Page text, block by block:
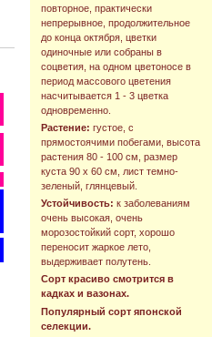
повторное, практически
непрерывное, продолжительное
до конца октября, цветки
одиночные или собраны в
соцветия, на одном цветоносе в
период массового цветения
насчитывается 1 - 3 цветка
одновременно.
Растение: густое, с
прямостоячими побегами, высота
растения 80 - 100 см, размер
куста 90 х 60 см, лист темно-
зеленый, глянцевый.
Устойчивость: к заболеваниям
очень высокая, очень
морозостойкий сорт, хорошо
переносит жаркое лето,
выдерживает полутень.
Сорт красиво смотрится в
кадках и вазонах.
Популярный сорт японской
селекции.